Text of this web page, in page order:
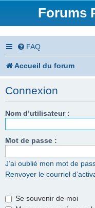
Forums
FAQ
Accueil du forum
Connexion
Nom d’utilisateur :
Mot de passe :
J’ai oublié mon mot de
Renvoyer le courriel
Se souvenir de moi